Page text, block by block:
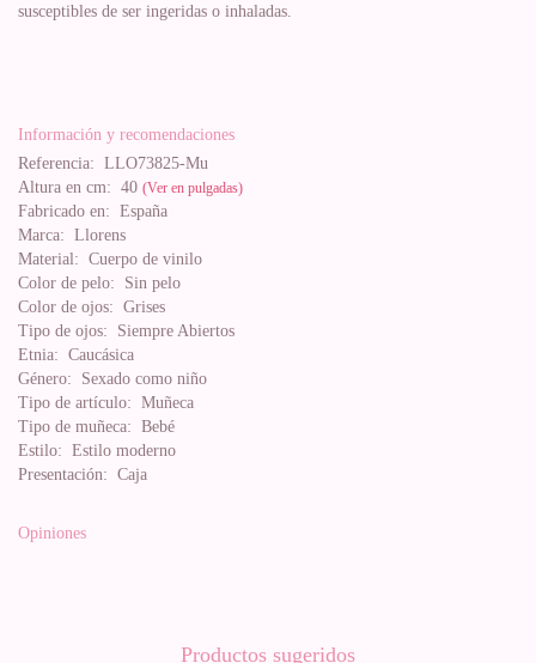
susceptibles de ser ingeridas o inhaladas.
Información y recomendaciones
Referencia: LLO73825-Mu
Altura en cm: 40 (Ver en pulgadas)
Fabricado en: España
Marca: Llorens
Material: Cuerpo de vinilo
Color de pelo: Sin pelo
Color de ojos: Grises
Tipo de ojos: Siempre Abiertos
Etnia: Caucásica
Género: Sexado como niño
Tipo de artículo: Muñeca
Tipo de muñeca: Bebé
Estilo: Estilo moderno
Presentación: Caja
Opiniones
Productos sugeridos